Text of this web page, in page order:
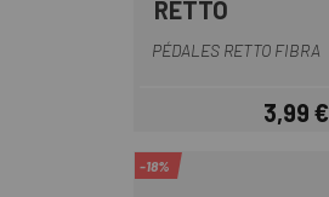
RETTO
PÉDALES RETTO FIBRA
Prix
3,99 €
-18%